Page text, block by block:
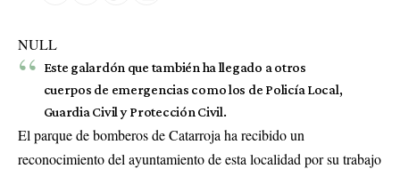
NULL
Este galardón que también ha llegado a otros
cuerpos de emergencias como los de Policía Local,
Guardia Civil y Protección Civil.
El parque de bomberos de Catarroja ha recibido un
reconocimiento del ayuntamiento de esta localidad por su trabajo